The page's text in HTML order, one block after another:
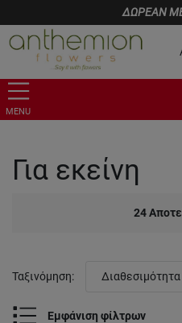
ΔΩΡΕΑΝ
MENU
Για εκείνη
24
Εμφάνιση φίλτρων
Ταξινόμηση: Διαθεσιμότητα